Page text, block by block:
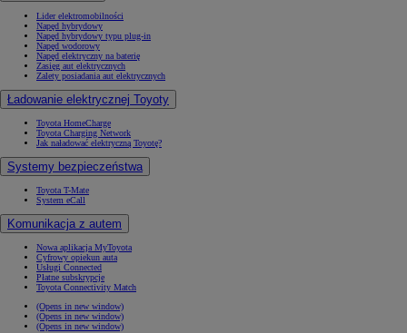
Lider elektromobilności
Napęd hybrydowy
Napęd hybrydowy typu plug-in
Napęd wodorowy
Napęd elektryczny na baterię
Zasięg aut elektrycznych
Zalety posiadania aut elektrycznych
Ładowanie elektrycznej Toyoty
Toyota HomeCharge
Toyota Charging Network
Jak naładować elektryczną Toyotę?
Systemy bezpieczeństwa
Toyota T-Mate
System eCall
Komunikacja z autem
Nowa aplikacja MyToyota
Cyfrowy opiekun auta
Usługi Connected
Płatne subskrypcje
Toyota Connectivity Match
(Opens in new window)
(Opens in new window)
(Opens in new window)